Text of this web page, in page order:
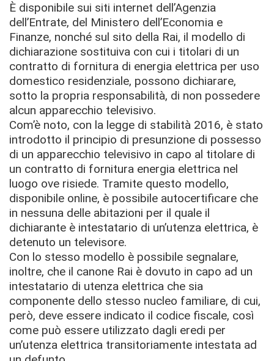
È disponibile sui siti internet dell’Agenzia
dell’Entrate, del Ministero dell’Economia e
Finanze, nonché sul sito della Rai, il modello di
dichiarazione sostituiva con cui i titolari di un
contratto di fornitura di energia elettrica per uso
domestico residenziale, possono dichiarare,
sotto la propria responsabilità, di non possedere
alcun apparecchio televisivo.
Com’è noto, con la legge di stabilità 2016, è stato
introdotto il principio di presunzione di possesso
di un apparecchio televisivo in capo al titolare di
un contratto di fornitura energia elettrica nel
luogo ove risiede. Tramite questo modello,
disponibile online, è possibile autocertificare che
in nessuna delle abitazioni per il quale il
dichiarante è intestatario di un’utenza elettrica, è
detenuto un televisore.
Con lo stesso modello è possibile segnalare,
inoltre, che il canone Rai è dovuto in capo ad un
intestatario di utenza elettrica che sia
componente dello stesso nucleo familiare, di cui,
però, deve essere indicato il codice fiscale, così
come può essere utilizzato dagli eredi per
un’utenza elettrica transitoriamente intestata ad